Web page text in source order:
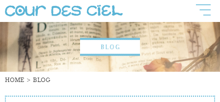
HOME BLOG